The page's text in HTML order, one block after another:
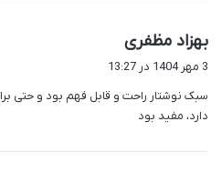
بهزاد مظفری
ف
:
3 مهر 1404 در 13:27
سبک نوشتار راحت و قابل فهم بود و حتی
دارد، مفید بود